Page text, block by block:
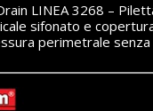
LINEA 3268 –
sifonato e
perimetrale